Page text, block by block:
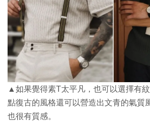
▲如果覺得素T太平凡，也可以選擇有
點復古的風格還可以營造出文青的氣質
也很有質感。